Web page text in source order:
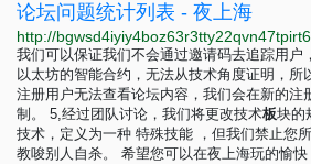
论坛问题统计列表 - 夜上海
我们可以保证我们不会通过邀请码去追踪用户
以太坊的智能合约，无法从技术角度证明，
注册用户无法查看论坛内容，我们会在新的注
制。 5,经过团队讨论，我们将更改技术板块的
技术，定义为一种 特殊技能 ，但我们禁止您
教唆别人自杀。 希望您可以在夜上海玩的愉快